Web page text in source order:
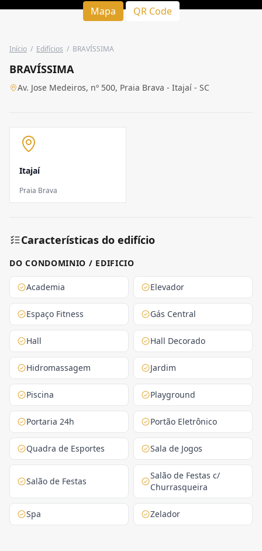
Mapa QR Code
Início / Edifícios / BRAVÍSSIMA
BRAVÍSSIMA
Av. Jose Medeiros, nº 500, Praia Brava - Itajaí - SC
Itajaí
Praia Brava
Características do edifício
DO CONDOMINIO / EDIFICIO
Academia Elevador
Espaço Fitness Gás Central
Hall Hall Decorado
Hidromassagem Jardim
Piscina Playground
Portaria 24h Portão Eletrônico
Quadra de Esportes Sala de Jogos
Salão de Festas
Salão de Festas c/
Churrasqueira
Spa Zelador